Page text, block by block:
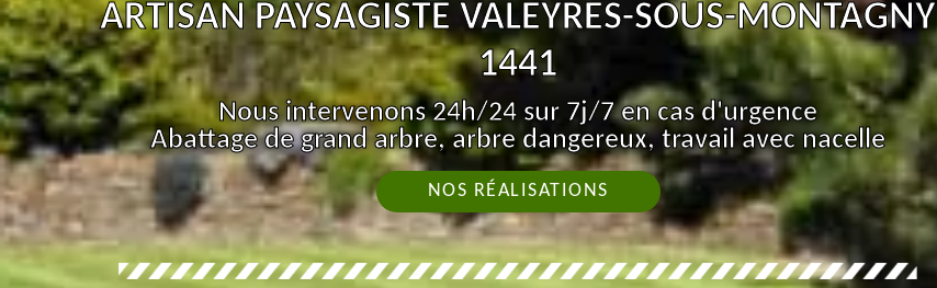
ARTISAN PAYSAGISTE VALEYRES-SOUS-MONTAGNY
1441
Nous intervenons 24h/24 sur 7j/7 en cas d'urgence
Abattage de grand arbre, arbre dangereux, travail avec nacelle
NOS RÉALISATIONS